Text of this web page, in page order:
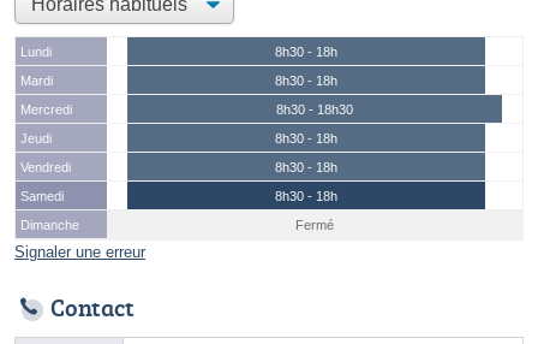
Lundi
8h30 - 18h
Mardi
8h30 - 18h
Mercredi
8h30 - 18h30
Jeudi
8h30 - 18h
Vendredi
8h30 - 18h
Samedi
8h30 - 18h
Dimanche
Fermé
Signaler une erreur
Contact